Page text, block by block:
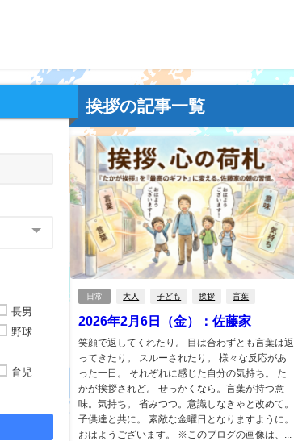
挨拶の記事一覧
日常 大人 子ども 挨拶 言葉
2026年2月6日（金）：佐藤家
笑顔で返してくれたり。 目は合わずとも言葉は返
ってきたり。 スルーされたり。 様々な反応があ
った一日。 それぞれに感じた自分の気持ち。 た
かが挨拶されど。 せっかくなら。言葉が持つ意
味。気持ち。 省みつつ。意識しなきゃと改めて。
子供達と共に。 素敵な金曜日となりますように。
おはようございます。 ※このブログの画像は、...
長男
野球
育児